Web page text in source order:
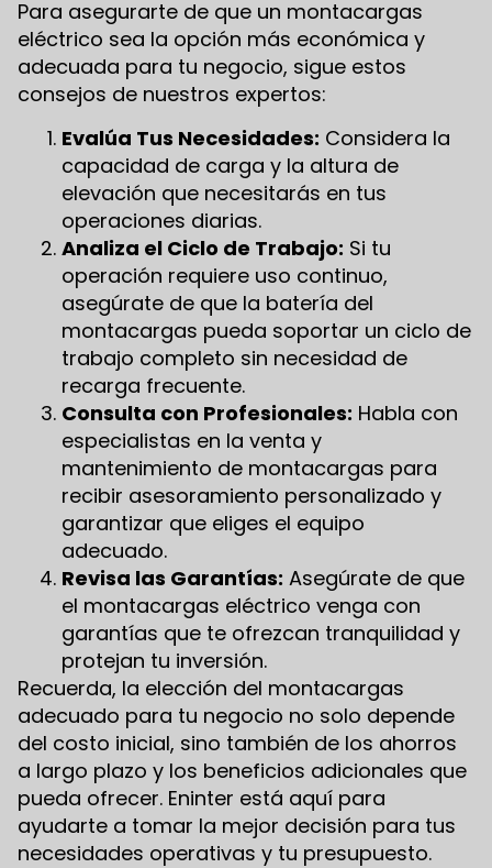
Para asegurarte de que un montacargas
eléctrico sea la opción más económica y
adecuada para tu negocio, sigue estos
consejos de nuestros expertos:
Evalúa Tus Necesidades: Considera la
capacidad de carga y la altura de
elevación que necesitarás en tus
operaciones diarias.
Analiza el Ciclo de Trabajo: Si tu
operación requiere uso continuo,
asegúrate de que la batería del
montacargas pueda soportar un ciclo de
trabajo completo sin necesidad de
recarga frecuente.
Consulta con Profesionales: Habla con
especialistas en la venta y
mantenimiento de montacargas para
recibir asesoramiento personalizado y
garantizar que eliges el equipo
adecuado.
Revisa las Garantías: Asegúrate de que
el montacargas eléctrico venga con
garantías que te ofrezcan tranquilidad y
protejan tu inversión.
Recuerda, la elección del montacargas
adecuado para tu negocio no solo depende
del costo inicial, sino también de los ahorros
a largo plazo y los beneficios adicionales que
pueda ofrecer. Eninter está aquí para
ayudarte a tomar la mejor decisión para tus
necesidades operativas y tu presupuesto.